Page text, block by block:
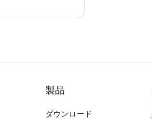
製品
ダウンロード